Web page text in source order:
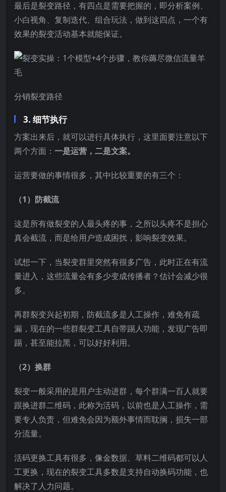
最后是裂变路径，有四点是需要把握的，即分析案例、
小白视角、复制迭代、组合玩法，做到这四点，一个有
效果的裂变活动基本就能保证。
分销裂变路径
3. 细节执行
方案出来后，就可以进行具体执行，这里面要注意以下
两个方面： 一是运营，二是文案。
运营要做的事情很多，其中比较重要的有三个：
（1）防截流
这是所有做裂变的人最头疼的事，之所以头疼不是担心
真会截流，而是给用户造成困扰，影响裂变效果。
试想一下，当裂变群里突然有很多广告，此时正在有流
量进入，这些流量会有多少变成传播者？估计会减少很
多。
再群裂变兴起初期，防截流多是人工操作，难免有疏
漏，现在的一些群裂变工具自带踢人功能，发现广告即
踢，甚至能拉黑，可以好好利用。
（2）换群
裂变一般采用的是用户主动进群，每个群满一百人就要
跟换进群二维码，此称为活码，以前也是人工操作，需
要专人负责，但难免会因为额外事情而耽搁，损失一部
分流量。
活码更换工具有很多，像金数据、草料二维码都可以人
工更换，现在的裂变工具多数是支持自动换码功能，也
解决了人力问题。